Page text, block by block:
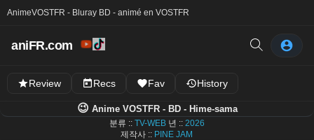
AnimeVOSTFR - Bluray BD - animé en VOSTFR
aniFR.com
Review Recs Fav History
😉 Anime VOSTFR - BD - Hime-sama
분류 :: TV-WEB년 :: 2026
제작사 :: PINE JAM